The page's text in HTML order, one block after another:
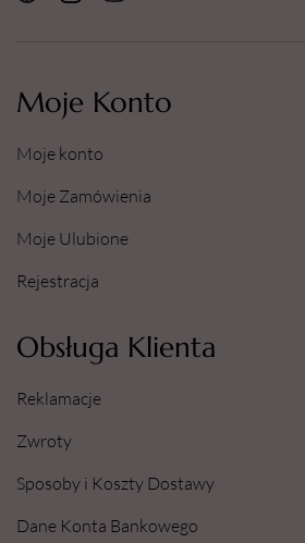
Moje Konto
Moje konto
Moje Zamówienia
Moje Ulubione
Rejestracja
Obsługa Klienta
Reklamacje
Zwroty
Sposoby i Koszty Dostawy
Dane Konta Bankowego